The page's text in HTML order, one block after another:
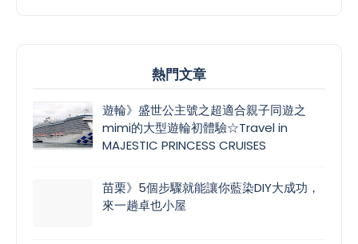
熱門文章
遊輪》盛世公主號之超適合親子同遊之
mimi的大型遊輪初體驗☆Travel in
MAJESTIC PRINCESS CRUISES
苗栗》5個步驟就能讓你藍染DIY大成功，
來一趟卓也小屋